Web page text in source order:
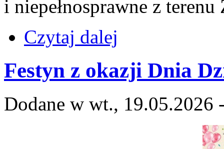
i niepełnosprawne z
Czytaj dalej
Festyn z okazji Dnia
Dodane w wt., 19.05.2026